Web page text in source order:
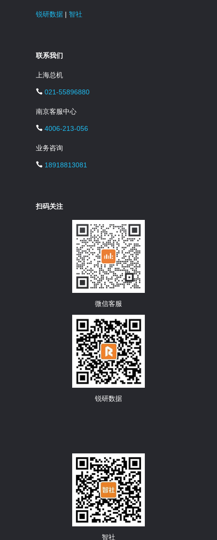
锐研数据 | 智社
联系我们
上海总机
021-55896880
南京客服中心
4006-213-056
业务咨询
18918813081
扫码关注
微信客服
锐研数据
智社